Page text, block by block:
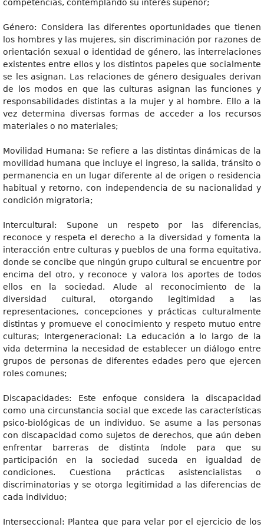
competencias, contemplando su interés supenor;
Género: Considera las diferentes oportunidades que tienen
los hombres y las mujeres, sin discriminación por razones de
orientación sexual o identidad de género, las interrelaciones
existentes entre ellos y los distintos papeles que socialmente
se les asignan. Las relaciones de género desiguales derivan
de los modos en que las culturas asignan las funciones y
responsabilidades distintas a la mujer y al hombre. Ello a la
vez determina diversas formas de acceder a los recursos
materiales o no materiales;
Movilidad Humana: Se refiere a las distintas dinámicas de la
movilidad humana que incluye el ingreso, la salida, tránsito o
permanencia en un lugar diferente al de origen o residencia
habitual y retorno, con independencia de su nacionalidad y
condición migratoria;
Intercultural: Supone un respeto por las diferencias,
reconoce y respeta el derecho a la diversidad y fomenta la
interacción entre culturas y pueblos de una forma equitativa,
donde se concibe que ningún grupo cultural se encuentre por
encima del otro, y reconoce y valora los aportes de todos
ellos en la sociedad. Alude al reconocimiento de la
diversidad cuitural, otorgando legitimidad a las
representaciones, concepciones y prácticas culturalmente
distintas y promueve el conocimiento y respeto mutuo entre
culturas; Intergeneracional: La educación a lo largo de la
vida determina la necesidad de establecer un diálogo entre
grupos de personas de diferentes edades pero que ejercen
roles comunes;
Discapacidades: Este enfoque considera la discapacidad
como una circunstancia social que excede las características
psico-biológicas de un individuo. Se asume a las personas
con discapacidad como sujetos de derechos, que aún deben
enfrentar barreras de distinta índole para que su
participación en la sociedad suceda en igualdad de
condiciones. Cuestiona prácticas asistencialistas o
discriminatorias y se otorga legitimidad a las diferencias de
cada individuo;
Interseccional: Plantea que para velar por el ejercicio de los